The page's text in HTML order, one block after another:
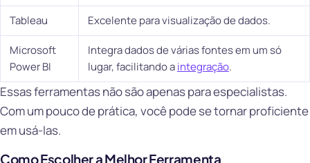
Tableau Excelente para visualização de dados.
Microsoft
Power BI
Integra dados de várias fontes em um só
lugar, facilitando aintegração.
Essas ferramentas não são apenas para especialistas.
Com um pouco de prática, você pode se tornar proficiente
em usá-las.
Como Escolher a Melhor Ferramenta